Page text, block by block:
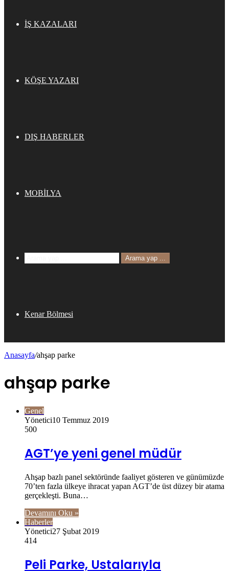
İŞ KAZALARI
KÖŞE YAZARI
DIŞ HABERLER
MOBİLYA
Arama yap ...
Kenar Bölmesi
Anasayfa/ahşap parke
ahşap parke
Genel
Yönetici10 Temmuz 2019
500
AGT’ye yeni genel müdür
Ahşap bazlı panel sektöründe faaliyet gösteren ve günümüzde
70’ten fazla ülkeye ihracat yapan AGT’de üst düzey bir atama
gerçekleşti. Buna…
Devamını Oku »
Haberler
Yönetici27 Şubat 2019
414
Peli Parke, Ustalarıyla